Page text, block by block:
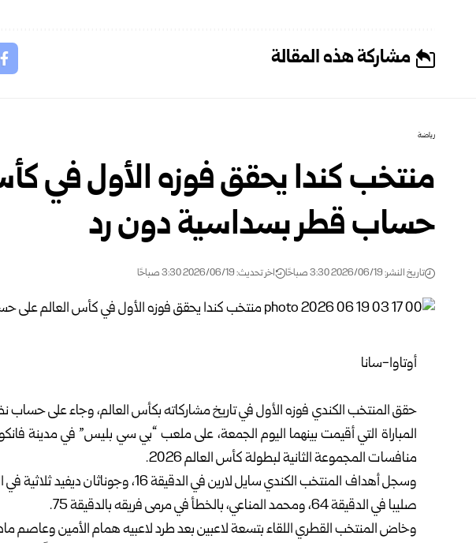
مشاركة هذه المقالة
رياضة
منتخب كندا يحقق فوزه الأول في
حساب قطر بسداسية دون رد
تاريخ النشر: 2026/06/19 3:30 صباحًا اخر تحديث: 2026/06/19 3:30 صباحًا
أوتاوا-سانا
حقق المنتخب الكندي فوزه الأول في تاريخ مشاركاته بكأس العالم، وجاء على
المباراة التي أقيمت بينهما اليوم الجمعة، على ‏ملعب “بي سي بليس” في مدينة
منافسات ‏المجموعة الثانية لبطولة كأس العالم 2026.‏
صليبا في الدقيقة 64، ومحمد المناعي، بالخطأ ‏في مرمى فريقه بالدقيقة 75.‏
وخاض المنتخب القطري اللقاء بتسعة لاعبين بعد طرد لاعبيه همام الأمين وعاصم